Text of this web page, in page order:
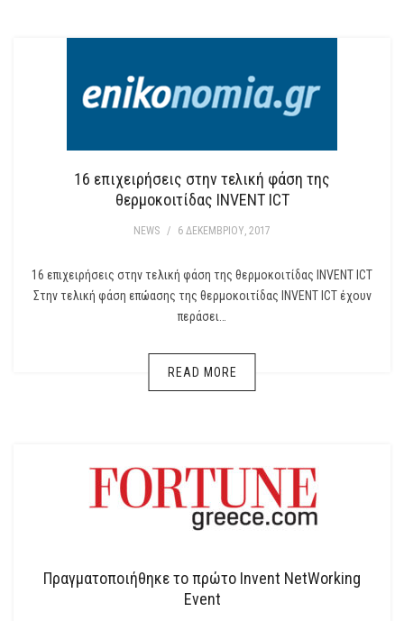
16 επιχειρήσεις στην τελική φάση της
θερμοκοιτίδας INVEΝΤ ICT
NEWS / 6 ΔΕΚΕΜΒΡΊΟΥ, 2017
16 επιχειρήσεις στην τελική φάση της θερμοκοιτίδας INVEΝΤ ICT
Στην τελική φάση επώασης της θερμοκοιτίδας INVEΝΤ ICT έχουν
περάσει…
READ MORE
Πραγματοποιήθηκε το πρώτο Invent NetWorking
Event